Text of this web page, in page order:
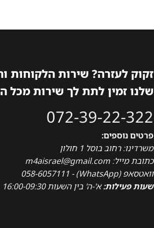
זקוק לעזרה? שירות הלקוחות
שלנו זמין לתת לך שירות מכל
072-39-22-322
פרטים נוספים:
משרדינו: רחוב בוסל 1 חולון
כתובת מייל: m4aisrael@gmail.com
וואטסאפ (WhatsApp) - 058-6057111
שעות פעילות:א'-ה' בין השעות 16:00-09:30